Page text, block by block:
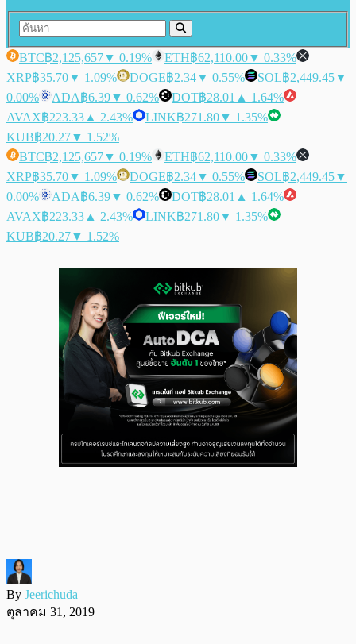
BTC฿2,125,657▼ 0.19% ETH฿62,110.00▼ 0.33%
XRP฿35.70▼ 1.09% DOGE฿2.34▼ 0.55% SOL฿2,449.45▼
0.00%
ADA฿6.39▼ 0.62% DOT฿28.01 ▲ 1.64%
AVAX฿223.33 ▲ 2.43% LINK฿271.80▼ 1.35%
KUB฿20.27▼ 1.52%
BTC฿2,125,657▼ 0.19% ETH฿62,110.00▼ 0.33%
XRP฿35.70▼ 1.09% DOGE฿2.34▼ 0.55% SOL฿2,449.45▼
0.00%
ADA฿6.39▼ 0.62% DOT฿28.01 ▲ 1.64%
AVAX฿223.33 ▲ 2.43% LINK฿271.80▼ 1.35%
KUB฿20.27▼ 1.52%
By Jeerichuda
ตุลาคม 31, 2019